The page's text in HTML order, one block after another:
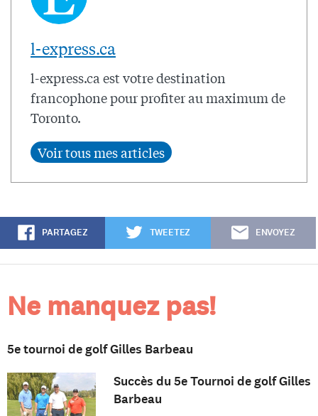
l-express.ca
l-express.ca est votre destination
francophone pour profiter au maximum de
Toronto.
PARTAGEZ TWEETEZ ENVOYEZ
Ne manquez pas!
5e tournoi de golf Gilles Barbeau
Succès du 5e Tournoi de golf Gilles
Barbeau